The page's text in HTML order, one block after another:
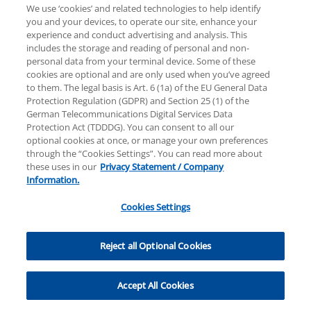
International Limited, einer Private English Company
Limited by Guarantee, angeschlossen sind. Alle Rechte
vorbehalten. Für weitere Einzelheiten über die
Struktur der globalen Organisation von KPMG
besuchen Sie bittehttps://home.kpmg/governance
We use ‘cookies’ and related technologies to help identify
you and your devices, to operate our site, enhance your
experience and conduct advertising and analysis. This
includes the storage and reading of personal and non-
personal data from your terminal device. Some of these
cookies are optional and are only used when you’ve agreed
to them. The legal basis is Art. 6 (1a) of the EU General Data
Protection Regulation (GDPR) and Section 25 (1) of the
German Telecommunications Digital Services Data
Protection Act (TDDDG). You can consent to all our
optional cookies at once, or manage your own preferences
through the “Cookies Settings”. You can read more about
these uses in our Privacy Statement / Company
Information.
Cookies Settings
Reject all Optional Cookies
Accept All Cookies